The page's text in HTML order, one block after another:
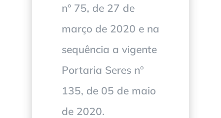
nº 75, de 27 de
março de 2020 e na
sequência a vigente
Portaria Seres nº
135, de 05 de maio
de 2020.